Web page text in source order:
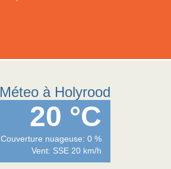
Méteo à Holyrood
20 °C
Couverture nuageuse: 0 %
Vent: SSE 20 km/h